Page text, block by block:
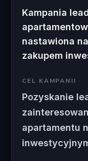
Kampania
nastawiona
zakupem
CEL KAMPANII
Pozyskanie
apartamentu